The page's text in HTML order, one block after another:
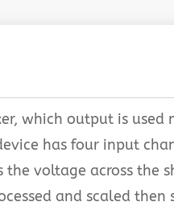
which output is
has four input
voltage across the
and scaled